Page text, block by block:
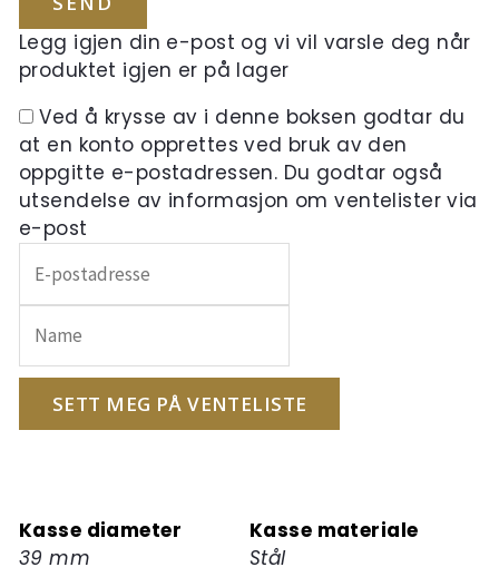
Legg igjen din e-post og vi vil varsle deg når
produktet igjen er på lager
Ved å krysse av i denne boksen godtar du
at en konto opprettes ved bruk av den
oppgitte e-postadressen. Du godtar også
utsendelse av informasjon om ventelister via
e-post
inn
e-
postadressen
din
ventelisten
for
SETT MEG PÅ VENTELISTE
Kasse diameter
39 mm
Kasse materiale
Stål